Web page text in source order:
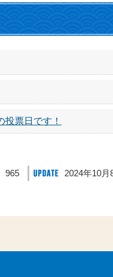
票日です！
965 2024年10月